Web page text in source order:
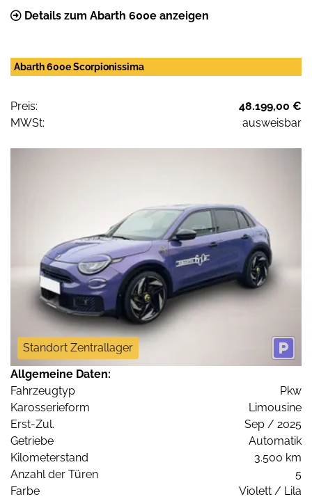
Details zum Abarth 600e anzeigen
Abarth 600e Scorpionissima
Preis:
48.199,00 €
MWSt:
ausweisbar
Standort Zentrallager
Allgemeine Daten:
Fahrzeugtyp
Pkw
Karosserieform
Limousine
Erst-Zul.
Sep / 2025
Getriebe
Automatik
Kilometerstand
3.500 km
Anzahl der Türen
5
Farbe
Violett / Lila